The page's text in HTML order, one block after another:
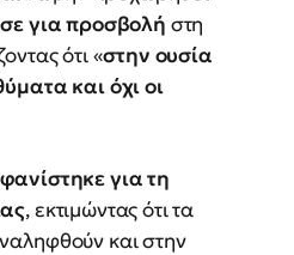
για προσβολή στη
ότι «στην ουσία
και όχι οι
για τη
, εκτιμώντας ότι τα
και στην